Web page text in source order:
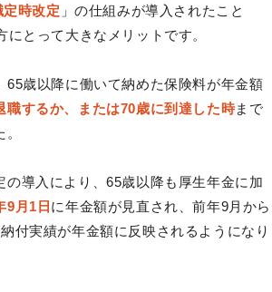
定時改定 」の仕組みが導入されたこと
にとって大きなメリットです。
65歳以降に働いて納めた保険料が年金額
職するか、または70歳に到達した時まで
の導入により、65歳以降も厚生年金に加
9月1日 に年金額が見直され、前年9月から
付実績が年金額に反映されるようになり